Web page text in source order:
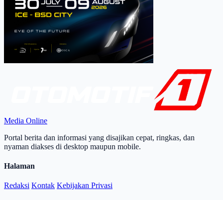
Media Online
Portal berita dan informasi yang disajikan cepat, ringkas, dan
nyaman diakses di desktop maupun mobile.
Halaman
Redaksi Kontak Kebijakan Privasi